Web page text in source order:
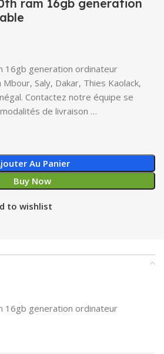
ram 16gb generation
16gb generation ordinateur
Saly, Dakar, Thies Kaolack,
Contactez notre équipe se
de livraison …
Au Panier
Buy Now
to wishlist
16gb generation ordinateur